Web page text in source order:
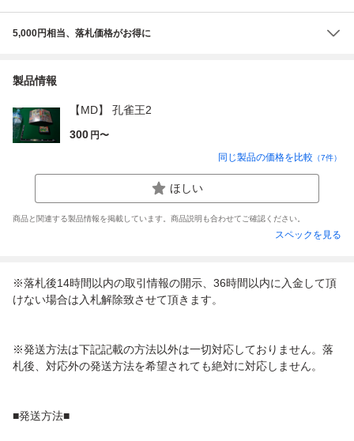
5,000円相当、落札価格がお得に
製品情報
【MD】 孔雀王2
300 円〜
同じ製品の価格を比較 （7件）
ほしい
商品と関連する製品情報を掲載しています。商品説明も合わせてご確認ください。
スペックを見る
※落札後14時間以内の取引情報の開示、36時間以内に入金して頂
けない場合は入札解除致させて頂きます。
※発送方法は下記記載の方法以外は一切対応しておりません。落
札後、対応外の発送方法を希望されても絶対に対応しません。
■発送方法■